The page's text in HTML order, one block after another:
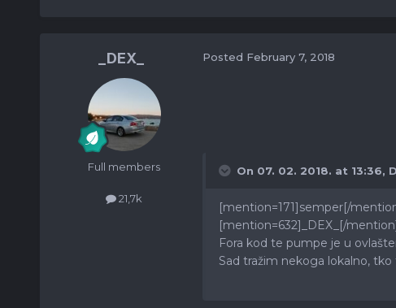
_DEX_
Full members
21,7k
Posted February 7, 2018
On 07. 02. 2018. at 13:36,
[mention=171]semper[/
[mention=632]_DEX_[/
Fora kod te pumpe je u
Sad tražim nekoga lokalno, tko